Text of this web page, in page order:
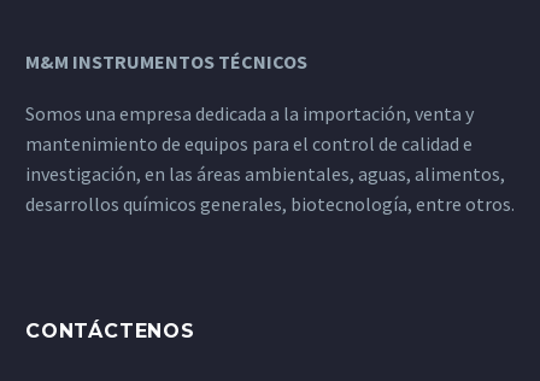
M&M INSTRUMENTOS TÉCNICOS
Somos una empresa dedicada a la importación, venta y
mantenimiento de equipos para el control de calidad e
investigación, en las áreas ambientales, aguas, alimentos,
desarrollos químicos generales, biotecnología, entre otros.
CONTÁCTENOS